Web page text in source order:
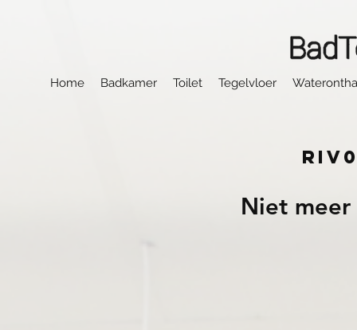
Home Badkamer Toilet Tegelvloer
Niet